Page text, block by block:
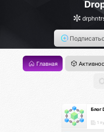
Главная
Блог
1